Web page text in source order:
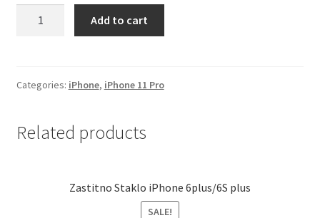
Мој профил
Pro
Add to cart
Categories: iPhone, iPhone 11 Pro
Related products
Zastitno Staklo iPhone 6plus/6S plus
SALE!